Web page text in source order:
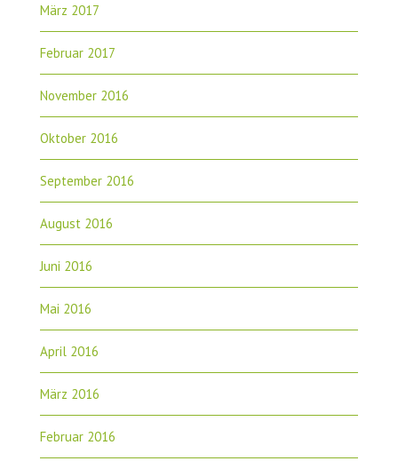
März 2017
Februar 2017
November 2016
Oktober 2016
September 2016
August 2016
Juni 2016
Mai 2016
April 2016
März 2016
Februar 2016